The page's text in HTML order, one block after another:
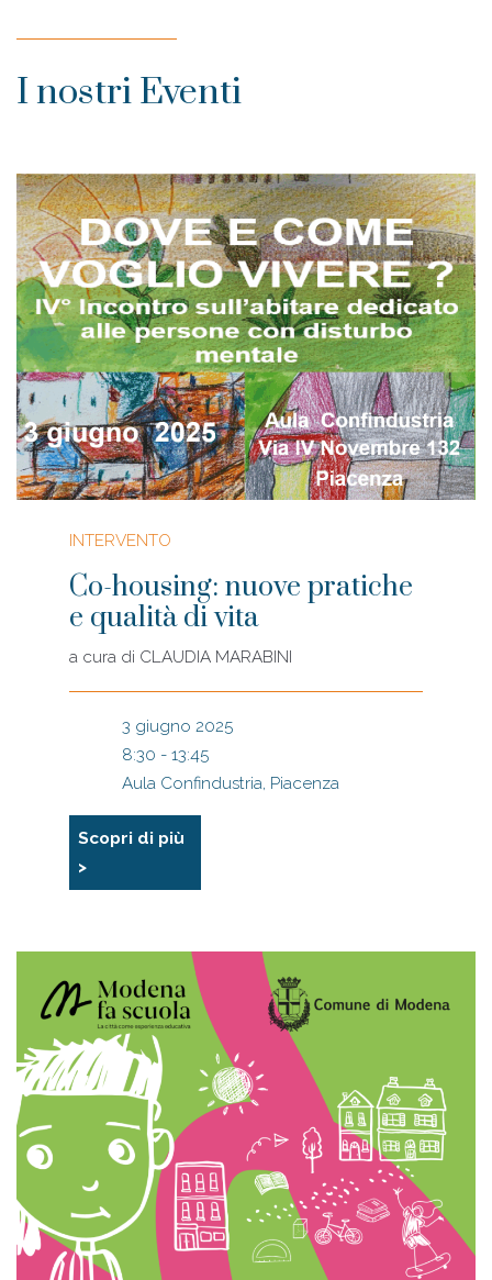
I nostri Eventi
INTERVENTO
Co-housing: nuove pratiche
e qualità di vita
a cura di CLAUDIA MARABINI
3 giugno 2025
8:30 - 13:45
Aula Confindustria, Piacenza
Scopri di più
>